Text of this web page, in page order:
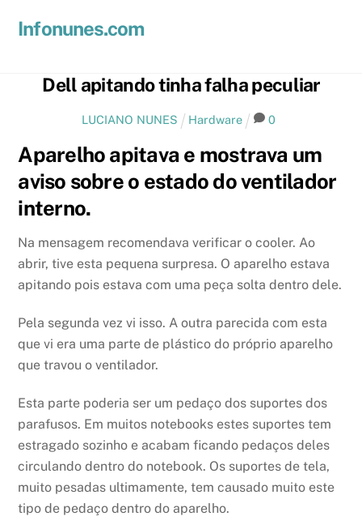
Infonunes.com
Dell apitando tinha falha peculiar
LUCIANO NUNES Hardware 0
Aparelho apitava e mostrava um
aviso sobre o estado do ventilador
interno.
Na mensagem recomendava verificar o cooler. Ao
abrir, tive esta pequena surpresa. O aparelho estava
apitando pois estava com uma peça solta dentro dele.
Pela segunda vez vi isso. A outra parecida com esta
que vi era uma parte de plástico do próprio aparelho
que travou o ventilador.
Esta parte poderia ser um pedaço dos suportes dos
parafusos. Em muitos notebooks estes suportes tem
estragado sozinho e acabam ficando pedaços deles
circulando dentro do notebook. Os suportes de tela,
muito pesadas ultimamente, tem causado muito este
tipo de pedaço dentro do aparelho.